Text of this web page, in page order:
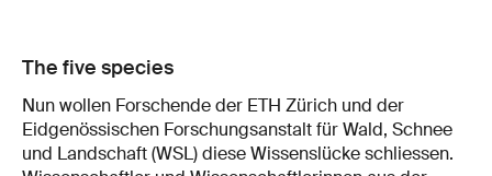
The five species
Nun wollen Forschende der ETH Zürich und der
Eidgenössischen Forschungsanstalt für Wald, Schnee
und Landschaft (WSL) diese Wissenslücke schliessen.